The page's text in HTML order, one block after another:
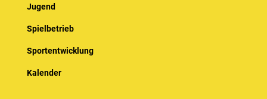
Jugend
Spielbetrieb
Sportentwicklung
Kalender